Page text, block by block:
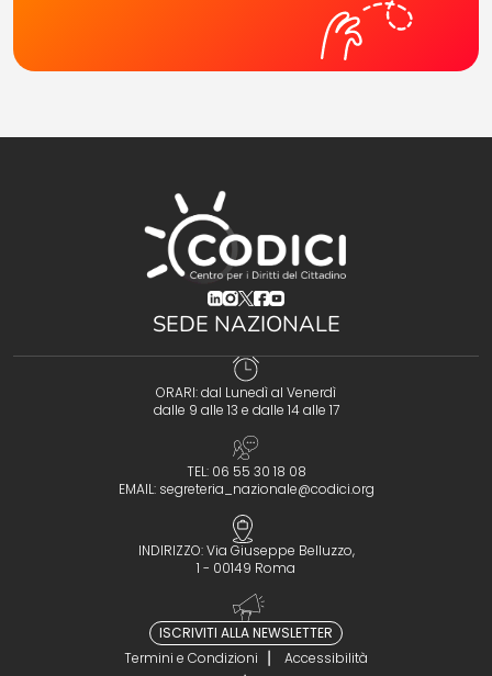
(opens in a new tab)
(opens in a new tab)
(opens in a new tab)
(opens in a new tab)
(opens in a new tab)
SEDE NAZIONALE
ORARI: dal Lunedì al Venerdì
dalle 9 alle 13 e dalle 14 alle 17
TEL: 06 55 30 18 08
EMAIL: segreteria_nazionale@codici.org
INDIRIZZO: Via Giuseppe Belluzzo,
1 - 00149 Roma
ISCRIVITI ALLA NEWSLETTER
Termini e Condizioni
Accessibilità